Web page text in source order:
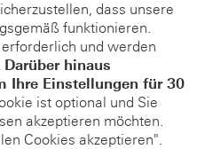
dass unsere
funktionieren.
und werden
Darüber hinaus
Ihre Einstellungen für 30
ist optional und Sie
akzeptieren möchten.
Cookies akzeptieren".